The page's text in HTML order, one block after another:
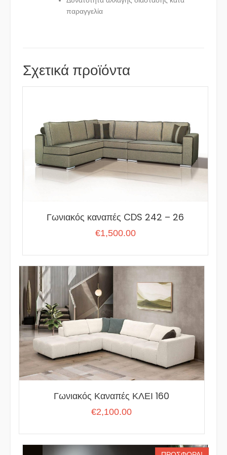
παραγγελία
Σχετικά προϊόντα
Γωνιακός καναπές CDS 242 – 26
€1,500.00
Γωνιακός Καναπές ΚΛΕΙ 160
€2,100.00